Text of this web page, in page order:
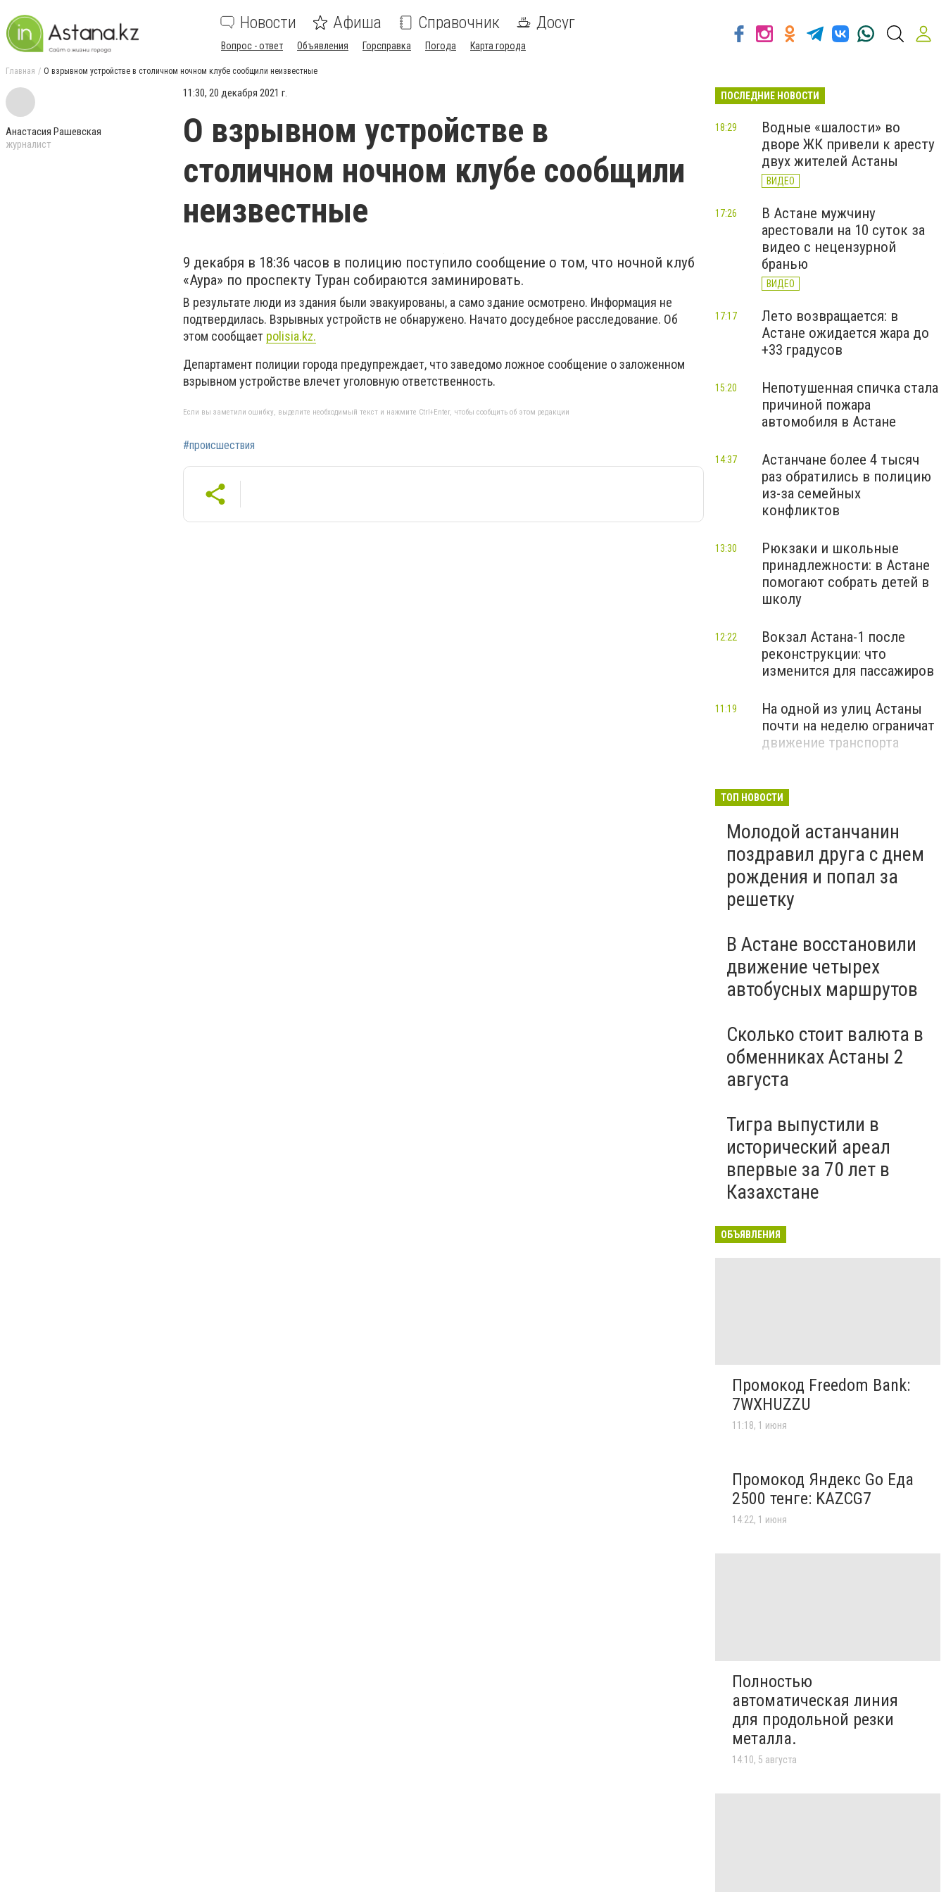
Новости Афиша Справочник Досуг
Вопрос - ответ Объявления Горсправка Погода Карта города
Главная О взрывном устройстве в столичном ночном клубе сообщили неизвестные
Анастасия Рашевская
журналист
11:30, 20 декабря 2021 г.
О взрывном устройстве в
столичном ночном клубе сообщили
неизвестные
9 декабря в 18:36 часов в полицию поступило сообщение о том, что ночной клуб
«Аура» по проспекту Туран собираются заминировать.
В результате люди из здания были эвакуированы, а само здание осмотрено. Информация не
подтвердилась. Взрывных устройств не обнаружено. Начато досудебное расследование. Об
этом сообщает polisia.kz.
Департамент полиции города предупреждает, что заведомо ложное сообщение о заложенном
взрывном устройстве влечет уголовную ответственность.
Если вы заметили ошибку, выделите необходимый текст и нажмите Ctrl+Enter, чтобы сообщить об этом редакции
#происшествия
ПОСЛЕДНИЕ НОВОСТИ
Водные «шалости» во
дворе ЖК привели к аресту
двух жителей Астаны
ВИДЕО
18:29
В Астане мужчину
арестовали на 10 суток за
видео с нецензурной
бранью
ВИДЕО
17:26
Лето возвращается: в
Астане ожидается жара до
+33 градусов
17:17
Непотушенная спичка стала
причиной пожара
автомобиля в Астане
15:20
Астанчане более 4 тысяч
раз обратились в полицию
из-за семейных
конфликтов
14:37
Рюкзаки и школьные
принадлежности: в Астане
помогают собрать детей в
школу
13:30
Вокзал Астана-1 после
реконструкции: что
изменится для пассажиров
12:22
На одной из улиц Астаны
почти на неделю ограничат
движение транспорта
11:19
ТОП НОВОСТИ
Молодой астанчанин
поздравил друга с днем
рождения и попал за
решетку
В Астане восстановили
движение четырех
автобусных маршрутов
Сколько стоит валюта в
обменниках Астаны 2
августа
Тигра выпустили в
исторический ареал
впервые за 70 лет в
Казахстане
ОБЪЯВЛЕНИЯ
Промокод Freedom Bank:
7WXHUZZU
11:18, 1 июня
Промокод Яндекс Go Еда
2500 тенге: KAZCG7
14:22, 1 июня
Полностью
автоматическая линия
для продольной резки
металла.
14:10, 5 августа